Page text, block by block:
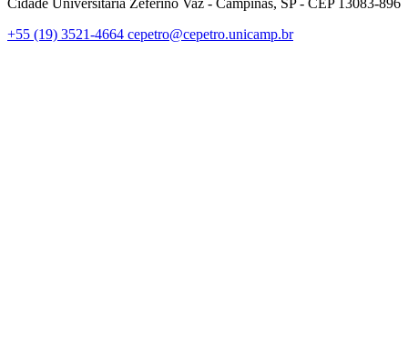
+55 (19) 3521-4664 cepetro@cepetro.unicamp.br